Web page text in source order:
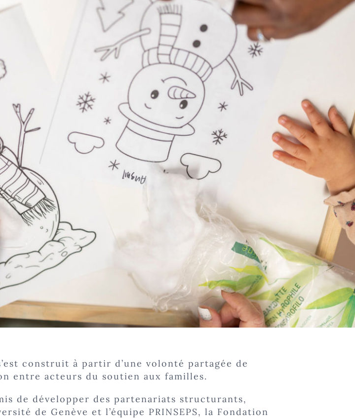
construit à partir d’une volonté partagée de
entre acteurs du soutien aux familles.
de développer des partenariats structurants,
de Genève et l’équipe PRINSEPS, la Fondation